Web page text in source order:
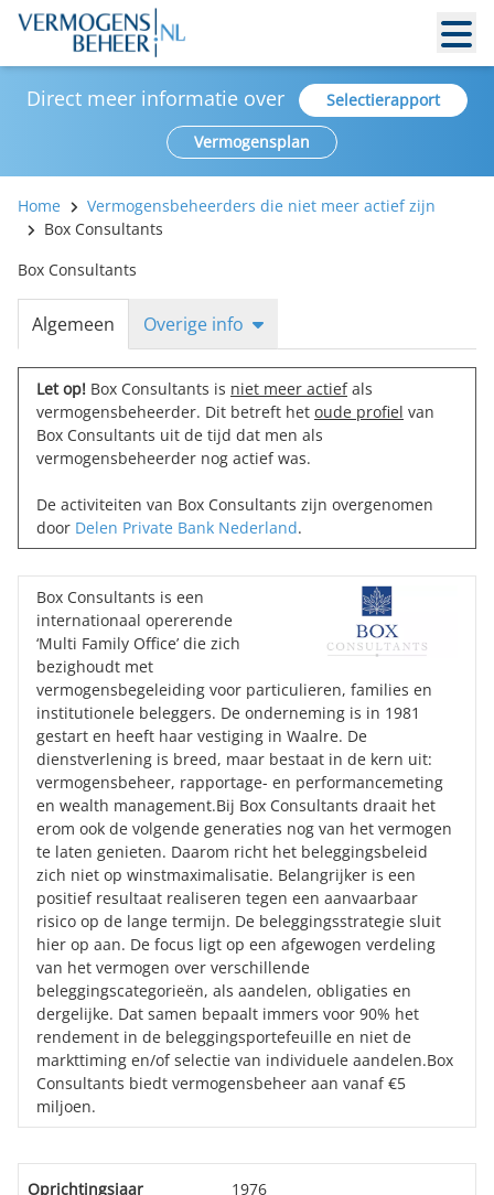
Direct meer informatie over
Selectierapport
Vermogensplan
Home
Vermogensbeheerders die niet meer actief zijn
Box Consultants
Box Consultants
Algemeen Overige info
Let op! Box Consultants is niet meer actiefals
vermogensbeheerder. Dit betreft het oude profiel van
Box Consultants uit de tijd dat men als
vermogensbeheerder nog actief was.
De activiteiten van Box Consultants zijn overgenomen
door Delen Private Bank Nederland.
Box Consultants is een
internationaal opererende
‘Multi Family Office’ die zich
bezighoudt met
vermogensbegeleiding voor particulieren, families en
institutionele beleggers. De onderneming is in 1981
gestart en heeft haar vestiging in Waalre. De
dienstverlening is breed, maar bestaat in de kern uit:
vermogensbeheer, rapportage- en performancemeting
en wealth management.Bij Box Consultants draait het
erom ook de volgende generaties nog van het vermogen
te laten genieten. Daarom richt het beleggingsbeleid
zich niet op winstmaximalisatie. Belangrijker is een
positief resultaat realiseren tegen een aanvaarbaar
risico op de lange termijn. De beleggingsstrategie sluit
hier op aan. De focus ligt op een afgewogen verdeling
van het vermogen over verschillende
beleggingscategorieën, als aandelen, obligaties en
dergelijke. Dat samen bepaalt immers voor 90% het
rendement in de beleggingsportefeuille en niet de
markttiming en/of selectie van individuele aandelen.Box
Consultants biedt vermogensbeheer aan vanaf €5
miljoen.
Oprichtingsjaar 1976